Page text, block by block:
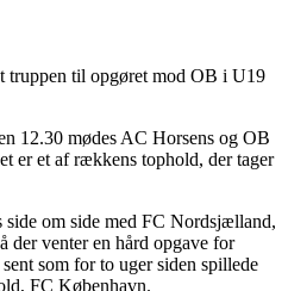
truppen til opgøret mod OB i U19
12.30 mødes AC Horsens og OB
er et af rækkens tophold, der tager
om side med FC Nordsjælland,
der venter en hård opgave for
som for to uger siden spillede
FC København.